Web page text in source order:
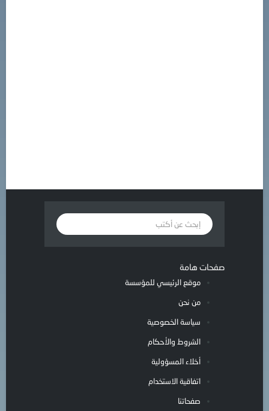
صفحات هامة
موقع الرئيسي للمؤسسة
من نحن
سياسة الخصوصية
الشروط والأحكام
أخلاء المسؤولية
اتفاقية الاستخدام
صفحاتنا